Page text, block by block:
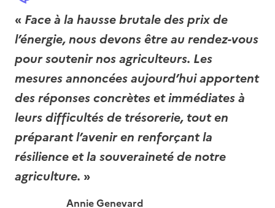
« Face à la hausse brutale des prix de
l’énergie, nous devons être au rendez-vous
pour soutenir nos agriculteurs. Les
mesures annoncées aujourd’hui apportent
des réponses concrètes et immédiates à
leurs difficultés de trésorerie, tout en
préparant l’avenir en renforçant la
résilience et la souveraineté de notre
agriculture. »
Annie Genevard